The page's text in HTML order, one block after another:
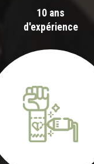
10 ans
d'expérience